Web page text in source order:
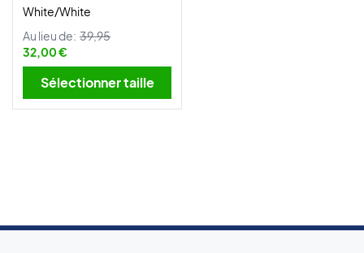
White/White
Au lieu de: 39,95
32,00 €
Sélectionner taille